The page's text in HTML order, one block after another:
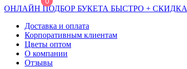
ОНЛАЙН ПОДБОР БУКЕТА БЫСТРО +
Доставка и оплата
Корпоративным клиентам
Цветы оптом
О компании
Отзывы